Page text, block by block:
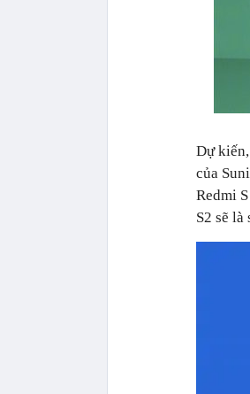
Dự
của
Redmi
S2 sẽ